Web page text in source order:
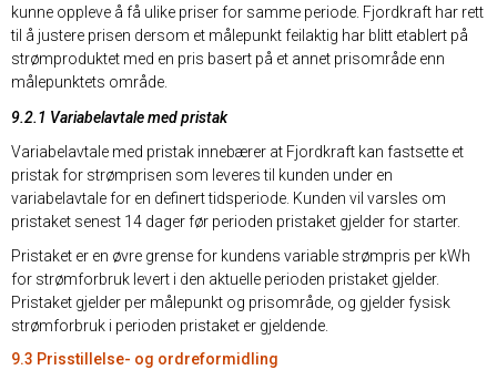
kunne oppleve å få ulike priser for samme periode. Fjordkraft har rett
til å justere prisen dersom et målepunkt feilaktig har blitt etablert på
strømproduktet med en pris basert på et annet prisområde enn
målepunktets område.
9.2.1 Variabelavtale med pristak
Variabelavtale med pristak innebærer at Fjordkraft kan fastsette et
pristak for strømprisen som leveres til kunden under en
variabelavtale for en definert tidsperiode. Kunden vil varsles om
pristaket senest 14 dager før perioden pristaket gjelder for starter.
Pristaket er en øvre grense for kundens variable strømpris per kWh
for strømforbruk levert i den aktuelle perioden pristaket gjelder.
Pristaket gjelder per målepunkt og prisområde, og gjelder fysisk
strømforbruk i perioden pristaket er gjeldende.
9.3 Prisstillelse- og ordreformidling